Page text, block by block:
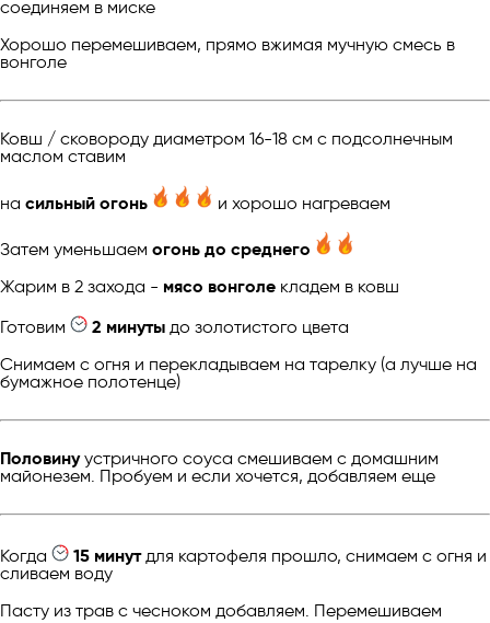
соединяем в миске
Хорошо перемешиваем, прямо вжимая мучную смесь в
вонголе
Ковш / сковороду диаметром 16-18 см с подсолнечным
маслом ставим
на сильный огонь и хорошо нагреваем
Затем уменьшаем огонь до среднего
Жарим в 2 захода - мясо вонголе кладем в ковш
Готовим
2 минуты до золотистого цвета
Снимаем с огня и перекладываем на тарелку (а лучше на
бумажное полотенце)
Половинуустричного соуса смешиваем с домашним
майонезем. Пробуем и если хочется, добавляем еще
Когда 15 минутдля картофеля прошло, снимаем с огня и
сливаем воду
Пасту из трав с чесноком добавляем. Перемешиваем